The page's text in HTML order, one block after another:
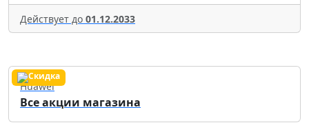
Действует до 01.12.2033
Huawei
Все акции магазина